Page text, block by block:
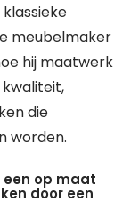
meubelmaker
hij maatwerk
die
worden.
op maat
door een